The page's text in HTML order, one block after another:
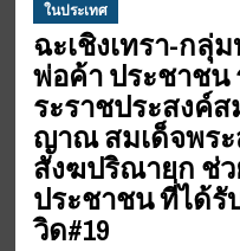
ในประเทศ
ฉะเชิงเทรา-กลุ่
พ่อค้า ประชาชน
ระราชประสงค์
ญาณ สมเด็จพร
สังฆปริณายก ช่ว
ประชาชน ที่ได้รั
วิด#19